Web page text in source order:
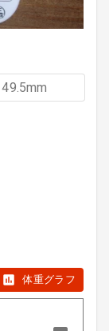
49.5mm
体重グラフ